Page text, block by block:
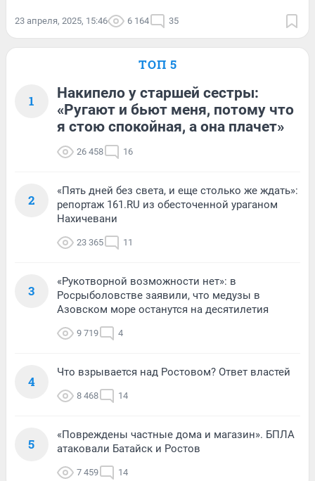
23 апреля, 2025, 15:46 6 164 35
ТОП 5
1
Накипело у старшей сестры:
«Ругают и бьют меня, потому что
я стою спокойная, а она плачет»
26 458 16
2
«Пять дней без света, и еще столько же ждать»:
репортаж 161.RU из обесточенной ураганом
Нахичевани
23 365 11
3
«Рукотворной возможности нет»: в
Росрыболовстве заявили, что медузы в
Азовском море останутся на десятилетия
9 719 4
4
Что взрывается над Ростовом? Ответ властей
8 468 14
5
«Повреждены частные дома и магазин». БПЛА
атаковали Батайск и Ростов
7 459 14